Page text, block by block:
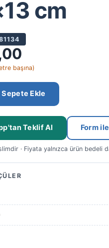
cm
başına)
Sepete Ekle
Teklif Al Form
· Fiyata yalnızca ürün bedeli